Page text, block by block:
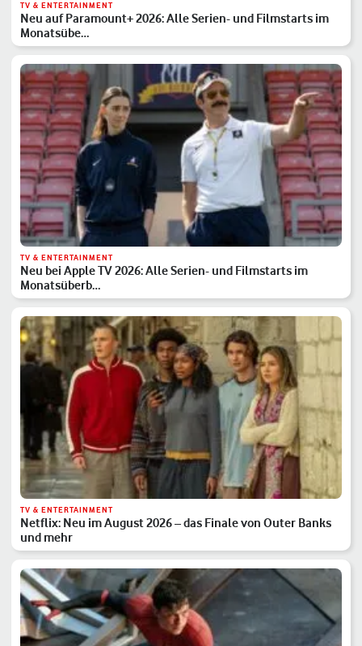
TV & ENTERTAINMENT
Neu auf Paramount+ 2026: Alle Serien- und Filmstarts im
Monatsübe…
TV & ENTERTAINMENT
Neu bei Apple TV 2026: Alle Serien- und Filmstarts im
Monatsüberb…
TV & ENTERTAINMENT
Netflix: Neu im August 2026 – das Finale von Outer Banks
und mehr